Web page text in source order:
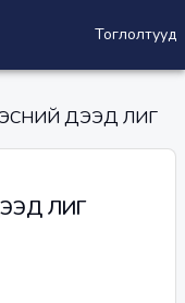
Тоглолтууд
ДЭЭД ЛИГ
ЛИГ